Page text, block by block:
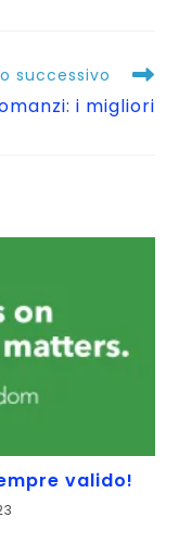
successivo
i migliori
valido!